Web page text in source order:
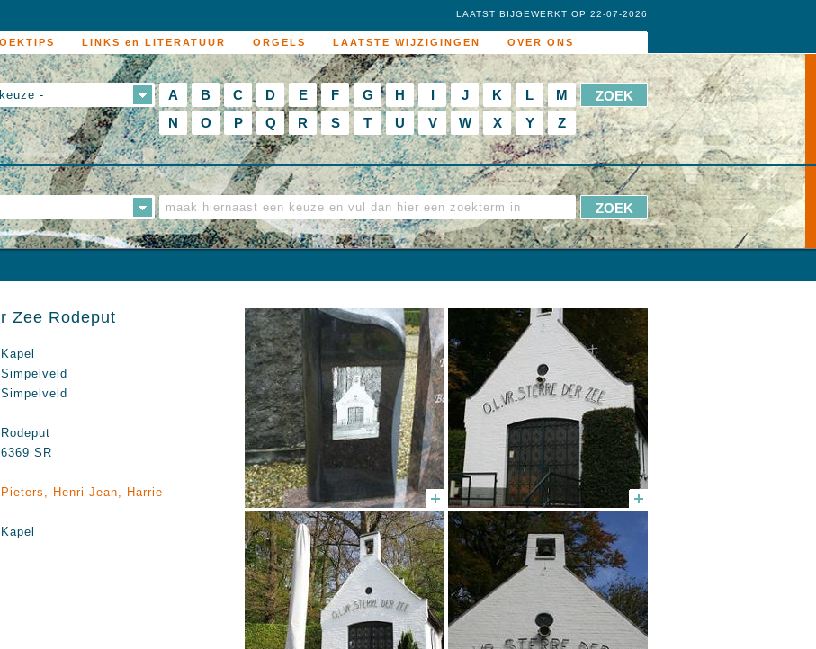
LINKS en LITERATUUR ORGELS LAATSTE WIJZIGINGEN OVER ONS
LAATST BIJGEWERKT OP 22-07-2026
- A B C D E F G H I J K L
M
N
O P Q R S T U V W X Y Z
Zee Rodeput
Kapel
Simpelveld
Simpelveld
Rodeput
6369 SR
Pieters, Henri Jean, Harrie
Kapel